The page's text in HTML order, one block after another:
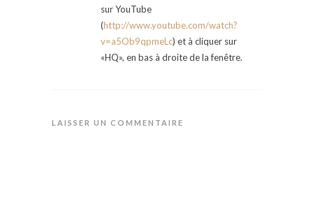
sur YouTube
(http://www.youtube.com/watch?
v=a5Ob9qpmeLc) et à cliquer sur
«HQ», en bas à droite de la fenêtre.
LAISSER UN COMMENTAIRE